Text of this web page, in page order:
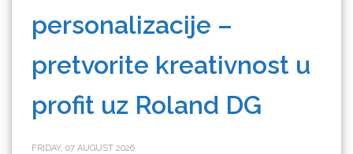
personalizacije –
pretvorite kreativnost u
profit uz Roland DG
FRIDAY, 07 AUGUST 2026